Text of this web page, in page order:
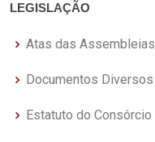
LEGISLAÇÃO
Atas das Assembleias
Documentos Diversos
Estatuto do Consórcio